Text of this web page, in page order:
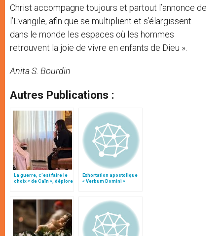
Christ accompagne toujours et partout l’annonce de
l’Evangile, afin que se multiplient et s’élargissent
dans le monde les espaces où les hommes
retrouvent la joie de vivre en enfants de Dieu ».
Anita S. Bourdin
Autres Publications :
La guerre, c’est faire le
choix « de Caïn », déplore
Exhortation apostolique
« Verbum Domini »